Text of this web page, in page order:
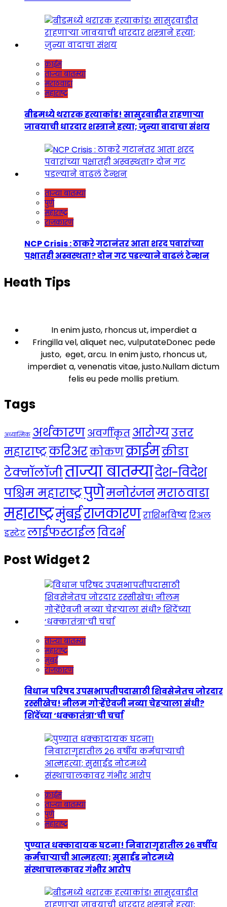
क्राईम
ताज्या बातम्या
मराठवाडा
महाराष्ट्र
बीडमध्ये थरारक हत्याकांड! सासुरवाडीत राहणाऱ्या
जावयाची धारदार शस्त्राने हत्या; जुन्या वादाचा संशय
ताज्या बातम्या
पुणे
महाराष्ट्र
राजकारण
NCP Crisis : ठाकरे गटानंतर आता शरद पवारांच्या
पक्षातही अस्वस्थता? दोन गट पडल्याने वाढलं टेन्शन
Heath Tips
In enim justo, rhoncus ut, imperdiet a
Fringilla vel, aliquet nec, vulputateDonec pede
justo, eget, arcu. In enim justo, rhoncus ut,
imperdiet a, venenatis vitae, justo.Nullam dictum
felis eu pede mollis pretium.
Tags
अध्यात्मिक अर्थकारणअवर्गीकृत आरोग्यउत्तर
महाराष्ट्रकरिअरकोकणक्राईमक्रीडा
टेक्नॉलॉजीताज्या बातम्यादेश-विदेश
पश्चिम महाराष्ट्रपुणेमनोरंजनमराठवाडा
महाराष्ट्रमुंबईराजकारणराशिभविष्यरिअल
इस्टेटलाईफस्टाईलविदर्भ
Post Widget 2
ताज्या बातम्या
महाराष्ट्र
मुंबई
राजकारण
विधान परिषद उपसभापतीपदासाठी शिवसेनेतच जोरदार
रस्सीखेच! नीलम गोऱ्हेंऐवजी नव्या चेहऱ्याला संधी?
शिंदेंच्या ‘धक्कातंत्रा’ची चर्चा
क्राईम
ताज्या बातम्या
पुणे
महाराष्ट्र
पुण्यात धक्कादायक घटना! निवारागृहातील २६ वर्षीय
कर्मचाऱ्याची आत्महत्या; सुसाईड नोटमध्ये
संस्थाचालकावर गंभीर आरोप